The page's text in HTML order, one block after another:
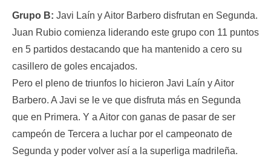
Grupo B: Javi Laín y Aitor Barbero disfrutan en Segunda.
Juan Rubio comienza liderando este grupo con 11 puntos
en 5 partidos destacando que ha mantenido a cero su
casillero de goles encajados.
Pero el pleno de triunfos lo hicieron Javi Laín y Aitor
Barbero. A Javi se le ve que disfruta más en Segunda
que en Primera. Y a Aitor con ganas de pasar de ser
campeón de Tercera a luchar por el campeonato de
Segunda y poder volver así a la superliga madrileña.